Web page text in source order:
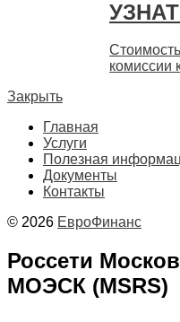
комиссии
Закрыть
Главная
Услуги
Полезная
Документы
Контакты
© 2026 ЕвроФинанс
Россети
МОЭСК (MSRS)